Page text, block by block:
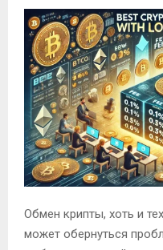
Обмен крипты, хоть и
может обернуться